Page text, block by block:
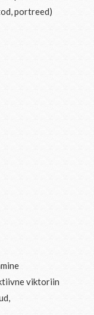
portreed)
viktoriin